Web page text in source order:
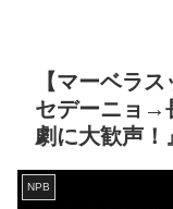
【マーベラ
セデーニョ→
劇に大歓声！
NPB